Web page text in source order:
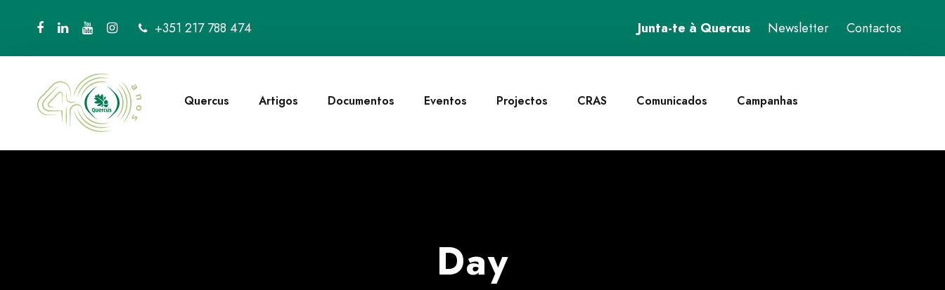
+351 217 788 474 Junta-te à Quercus Newsletter Contactos
Quercus Artigos Documentos Eventos Projectos CRAS Comunicados Campanhas
Day